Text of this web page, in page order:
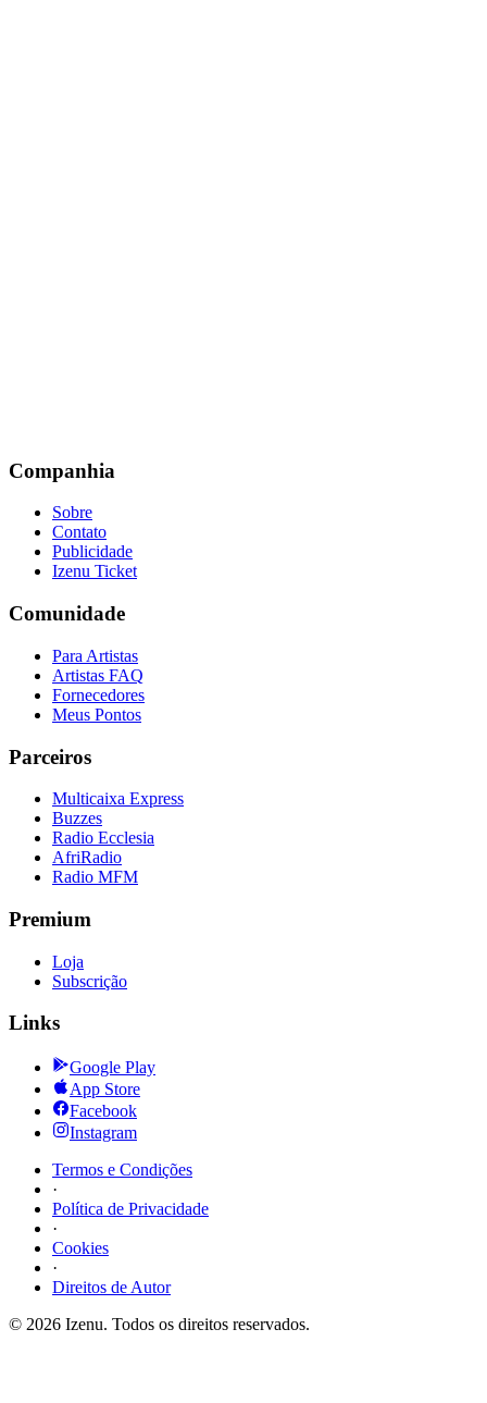
Companhia
Sobre
Contato
Publicidade
Izenu Ticket
Comunidade
Para Artistas
Artistas FAQ
Fornecedores
Meus Pontos
Parceiros
Multicaixa Express
Buzzes
Radio Ecclesia
AfriRadio
Radio MFM
Premium
Loja
Subscrição
Links
Google Play
App Store
Facebook
Instagram
Termos e Condições
·
Política de Privacidade
·
Cookies
·
Direitos de Autor
© 2026 Izenu. Todos os direitos reservados.